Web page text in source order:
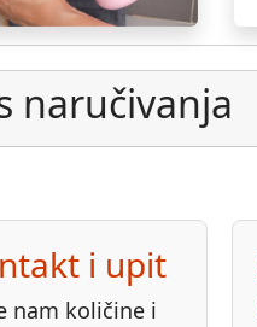
naručivanja
i upit
nam količine i